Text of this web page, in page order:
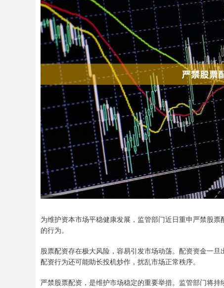
为维护资本市场平稳健康发展，监管部门近日重申严禁股
的行为。
股票配资存在极大风险，容易引发市场动荡。配资资金一
配资行为还可能助长投机炒作，扰乱市场正常秩序。
严禁股票配资，是维护市场稳定的重要举措。监管部门将